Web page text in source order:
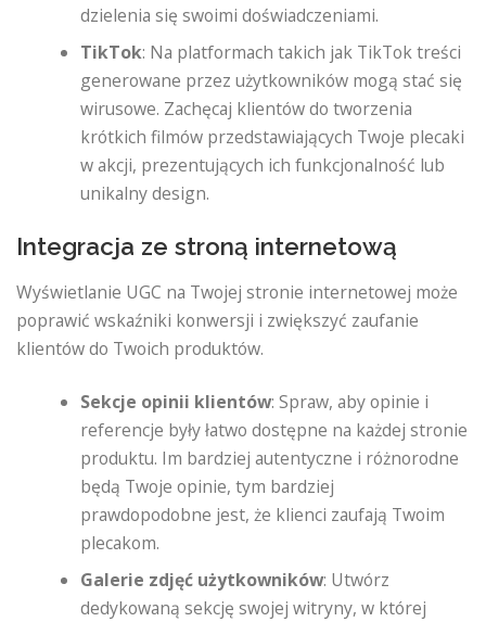
dzielenia się swoimi doświadczeniami.
TikTok: Na platformach takich jak TikTok treści
generowane przez użytkowników mogą stać się
wirusowe. Zachęcaj klientów do tworzenia
krótkich filmów przedstawiających Twoje plecaki
w akcji, prezentujących ich funkcjonalność lub
unikalny design.
Integracja ze stroną internetową
Wyświetlanie UGC na Twojej stronie internetowej może
poprawić wskaźniki konwersji i zwiększyć zaufanie
klientów do Twoich produktów.
Sekcje opinii klientów: Spraw, aby opinie i
referencje były łatwo dostępne na każdej stronie
produktu. Im bardziej autentyczne i różnorodne
będą Twoje opinie, tym bardziej
prawdopodobne jest, że klienci zaufają Twoim
plecakom.
Galerie zdjęć użytkowników: Utwórz
dedykowaną sekcję swojej witryny, w której